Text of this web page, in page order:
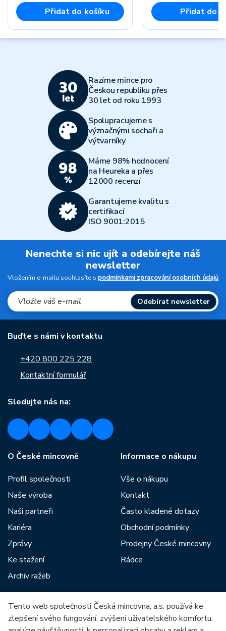
Přidat do košíku Přidat do
Razíme mince pro
Českou republiku přes
30 let od roku 1993
Spolupracujeme s
význačnými sochaři a
výtvarníky
Máme 98% hodnocení
na Heureka a přes
12000 recenzí
Garantujeme kvalitu s
certifikací
ISO 9001:2015
Nenechte si nic ujít a odebírejte náš
newsletter
Vložením e-mailu souhlasíte s podmínkami zpracování osobních údajů
Odebírat newsletter
Buďte s námi v kontaktu
+420 800 225 228
Kontaktní formulář
Sledujte nás na:
O České mincovně
Profil společnosti
Naše výroba
Naši partneři
Kariéra
Zprávy
Ke stažení
Archiv ražeb
Informace o nákupu
Vše o nákupu
Kontakt
Často kladené dotazy
Obchodní podmínky
Prodejny České mincovny
Rádce
Mezi naše partnery patří:
Tento web společnosti Česká mincovna, a.s. používá ke
zlepšení svého fungování, zvýšení uživatelského komfortu,